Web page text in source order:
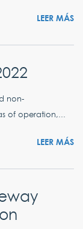
LEER MÁS
non-
of operation,...
LEER MÁS